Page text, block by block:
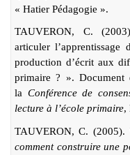
« Hatier Pédagogie ».
TAUVERON, C.
articuler
production d’écrit aux
primaire ? ». Document
la Conférence de
lecture à l’école primaire,
TAUVERON, C. (2005).
comment construire une